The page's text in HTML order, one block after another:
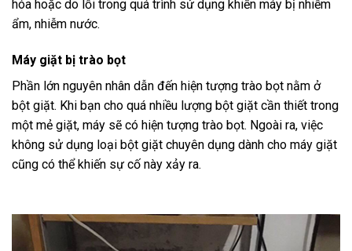
hóa hoặc do lỗi trong quá trình sử dụng khiến máy bị nhiễm
ẩm, nhiễm nước.
Máy giặt bị trào bọt
Phần lớn nguyên nhân dẫn đến hiện tượng trào bọt nằm ở
bột giặt. Khi bạn cho quá nhiều lượng bột giặt cần thiết trong
một mẻ giặt, máy sẽ có hiện tượng trào bọt. Ngoài ra, việc
không sử dụng loại bột giặt chuyên dụng dành cho máy giặt
cũng có thể khiến sự cố này xảy ra.